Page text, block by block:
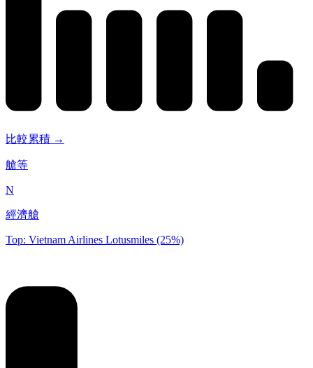
比較累積 →
艙等
N
經濟艙
Top: Vietnam Airlines Lotusmiles (25%)